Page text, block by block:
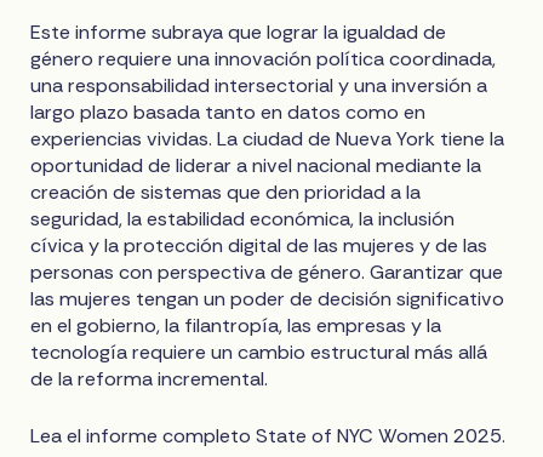
Este informe subraya que lograr la igualdad de
género requiere una innovación política coordinada,
una responsabilidad intersectorial y una inversión a
largo plazo basada tanto en datos como en
experiencias vividas. La ciudad de Nueva York tiene la
oportunidad de liderar a nivel nacional mediante la
creación de sistemas que den prioridad a la
seguridad, la estabilidad económica, la inclusión
cívica y la protección digital de las mujeres y de las
personas con perspectiva de género. Garantizar que
las mujeres tengan un poder de decisión significativo
en el gobierno, la filantropía, las empresas y la
tecnología requiere un cambio estructural más allá
de la reforma incremental.
Lea el informe completo State of NYC Women 2025.